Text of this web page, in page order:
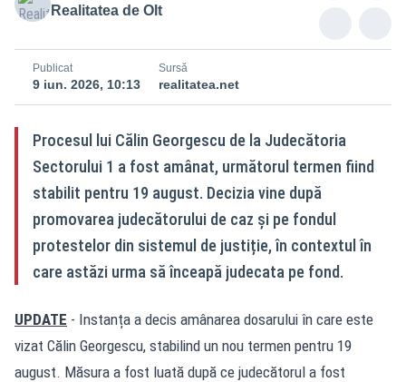
Realitatea de Olt
Publicat
9 iun. 2026, 10:13
Sursă
realitatea.net
Procesul lui Călin Georgescu de la Judecătoria
Sectorului 1 a fost amânat, următorul termen fiind
stabilit pentru 19 august. Decizia vine după
promovarea judecătorului de caz și pe fondul
protestelor din sistemul de justiție, în contextul în
care astăzi urma să înceapă judecata pe fond.
UPDATE - Instanța a decis amânarea dosarului în care este
vizat Călin Georgescu, stabilind un nou termen pentru 19
august. Măsura a fost luată după ce judecătorul a fost